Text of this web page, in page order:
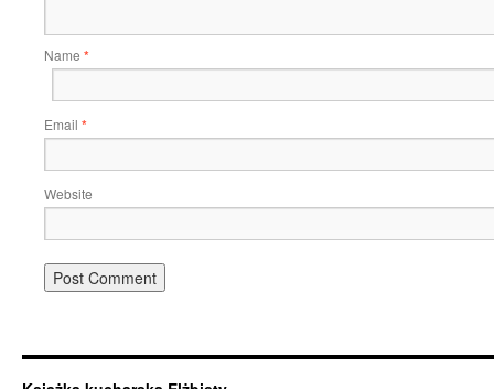
Name *
Email *
Website